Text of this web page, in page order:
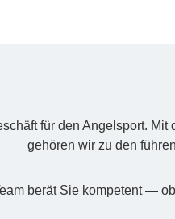
für den Angelsport.
gehören wir zu den
berät Sie kompetent —